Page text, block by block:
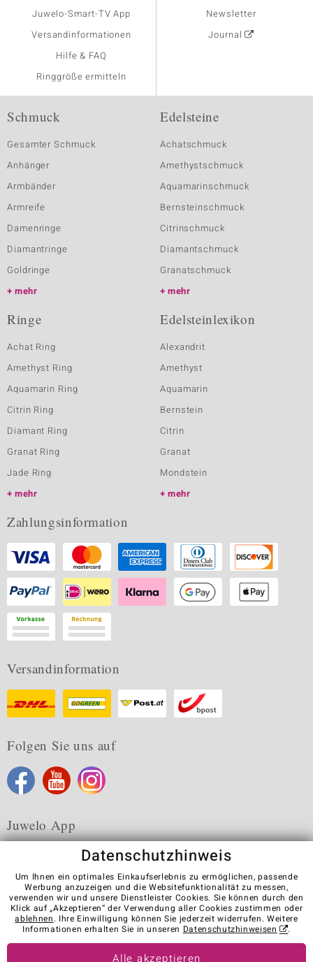
Juwelo-Smart-TV App
Versandinformationen
Hilfe & FAQ
Ringgröße ermitteln
Newsletter
Journal
Schmuck
Gesamter Schmuck
Anhänger
Armbänder
Armreife
Damenringe
Diamantringe
Goldringe
mehr
Edelsteine
Achatschmuck
Amethystschmuck
Aquamarinschmuck
Bernsteinschmuck
Citrinschmuck
Diamantschmuck
Granatschmuck
mehr
Ringe
Achat Ring
Amethyst Ring
Aquamarin Ring
Citrin Ring
Diamant Ring
Granat Ring
Jade Ring
mehr
Edelsteinlexikon
Alexandrit
Amethyst
Aquamarin
Bernstein
Citrin
Granat
Mondstein
mehr
Zahlungsinformation
Versandinformation
Folgen Sie uns auf
Juwelo App
Karriere AGB Datenschutz Cookies
Impressum
Kontakt
Vertrag widerrufen
Visit our stores in other countries:
Datenschutzhinweis
Um Ihnen ein optimales Einkaufserlebnis zu ermöglichen, passende
Werbung anzuzeigen und die Websitefunktionalität zu messen,
verwenden wir und unsere Dienstleister Cookies. Sie können durch den
Klick auf „Akzeptieren“ der Verwendung aller Cookies zustimmen oder
ablehnen. Ihre Einwilligung können Sie jederzeit widerrufen. Weitere
Informationen erhalten Sie in unseren Datenschutzhinweisen .
Alle akzeptieren